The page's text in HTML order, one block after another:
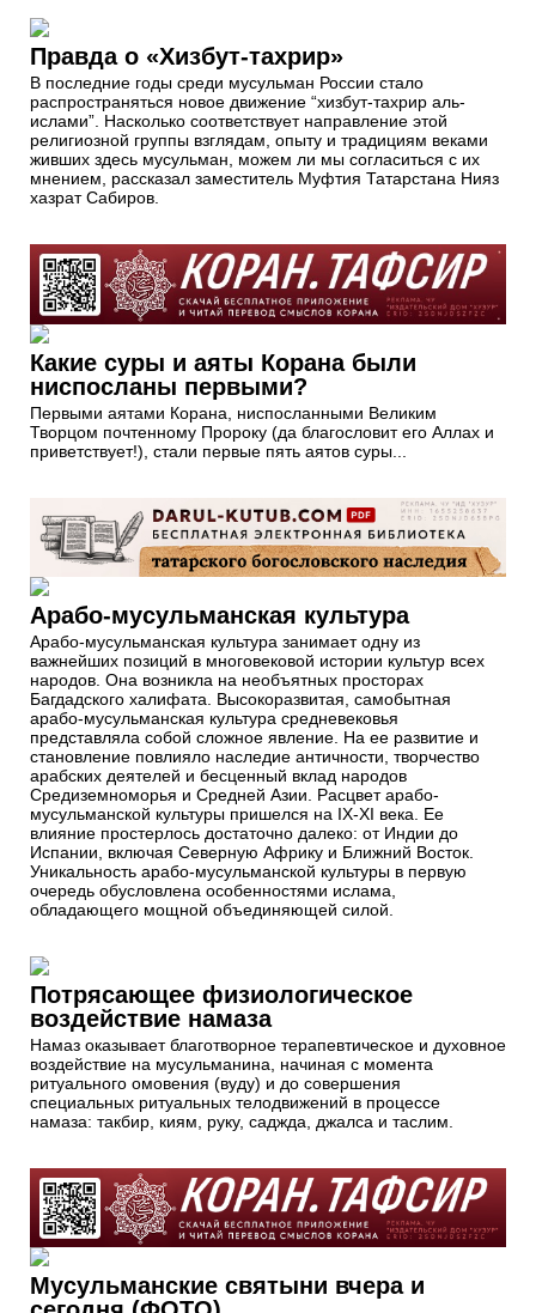
Правда о «Хизбут-тахрир»
В последние годы среди мусульман России стало
распространяться новое движение “хизбут-тахрир аль-
ислами”. Насколько соответствует направление этой
религиозной группы взглядам, опыту и традициям веками
живших здесь мусульман, можем ли мы согласиться с их
мнением, рассказал заместитель Муфтия Татарстана Нияз
хазрат Сабиров.
Какие суры и аяты Корана были
ниспосланы первыми?
Первыми аятами Корана, ниспосланными Великим
Творцом почтенному Пророку (да благословит его Аллах и
приветствует!), стали первые пять аятов суры...
Арабо-мусульманская культура
Арабо-мусульманская культура занимает одну из
важнейших позиций в многовековой истории культур всех
народов. Она возникла на необъятных просторах
Багдадского халифата. Высокоразвитая, самобытная
арабо-мусульманская культура средневековья
представляла собой сложное явление. На ее развитие и
становление повлияло наследие античности, творчество
арабских деятелей и бесценный вклад народов
Средиземноморья и Средней Азии. Расцвет арабо-
мусульманской культуры пришелся на IX-XI века. Ее
влияние простерлось достаточно далеко: от Индии до
Испании, включая Северную Африку и Ближний Восток.
Уникальность арабо-мусульманской культуры в первую
очередь обусловлена особенностями ислама,
обладающего мощной объединяющей силой.
Потрясающее физиологическое
воздействие намаза
Намаз оказывает благотворное терапевтическое и духовное
воздействие на мусульманина, начиная с момента
ритуального омовения (вуду) и до совершения
специальных ритуальных телодвижений в процессе
намаза: такбир, киям, руку, саджда, джалса и таслим.
Мусульманские святыни вчера и